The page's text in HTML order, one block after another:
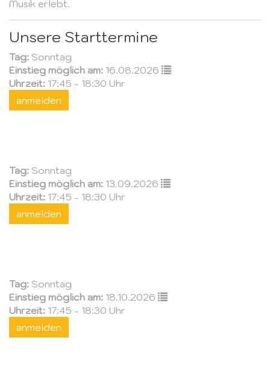
Musik erlebt.
Unsere Starttermine
Tag: Sonntag
Einstieg möglich am: 16.08.2026
Uhrzeit: 17:45 - 18:30 Uhr
anmelden
Tag: Sonntag
Einstieg möglich am: 13.09.2026
Uhrzeit: 17:45 - 18:30 Uhr
anmelden
Tag: Sonntag
Einstieg möglich am: 18.10.2026
Uhrzeit: 17:45 - 18:30 Uhr
anmelden